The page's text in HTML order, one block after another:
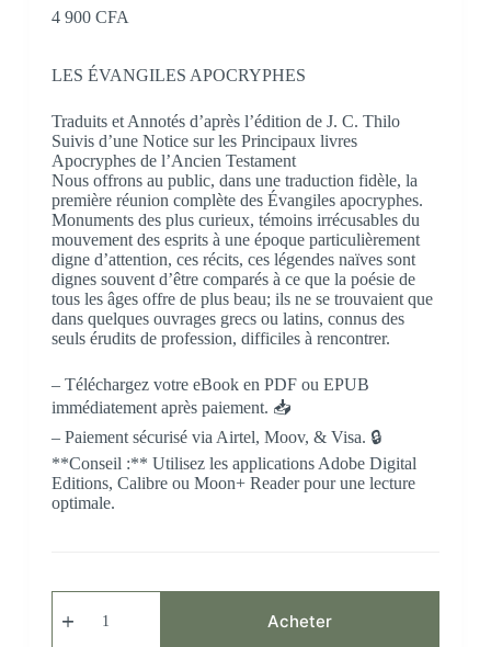
4 900 CFA
LES ÉVANGILES APOCRYPHES
Traduits et Annotés d’après l’édition de J. C. Thilo
Suivis d’une Notice sur les Principaux livres
Apocryphes de l’Ancien Testament
Nous offrons au public, dans une traduction fidèle, la
première réunion complète des Évangiles apocryphes.
Monuments des plus curieux, témoins irrécusables du
mouvement des esprits à une époque particulièrement
digne d’attention, ces récits, ces légendes naïves sont
dignes souvent d’être comparés à ce que la poésie de
tous les âges offre de plus beau; ils ne se trouvaient que
dans quelques ouvrages grecs ou latins, connus des
seuls érudits de profession, difficiles à rencontrer.
– Téléchargez votre eBook en PDF ou EPUB
immédiatement après paiement. 📥
– Paiement sécurisé via Airtel, Moov, & Visa. 🔒
**Conseil :** Utilisez les applications Adobe Digital
Editions, Calibre ou Moon+ Reader pour une lecture
optimale.
Acheter